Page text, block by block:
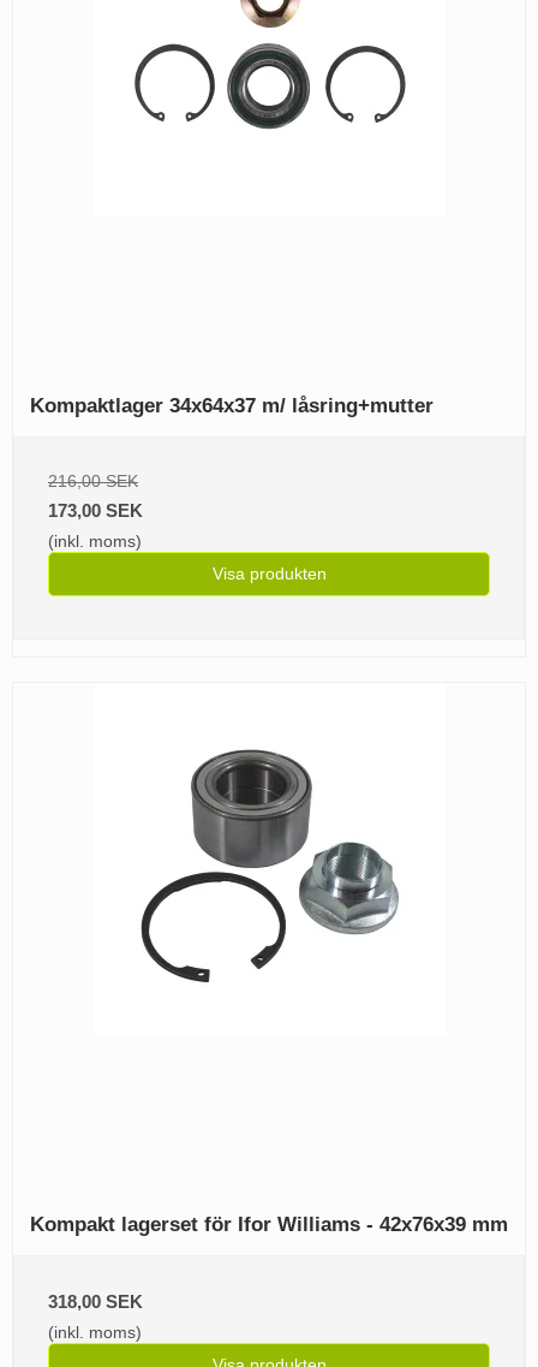
Kompaktlager 34x64x37 m/ låsring+mutter
216,00 SEK
173,00 SEK
(inkl. moms)
Visa produkten
Kompakt lagerset för Ifor Williams - 42x76x39 mm
318,00 SEK
(inkl. moms)